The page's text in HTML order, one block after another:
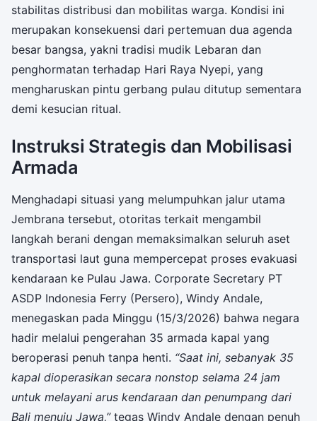
stabilitas distribusi dan mobilitas warga. Kondisi ini
merupakan konsekuensi dari pertemuan dua agenda
besar bangsa, yakni tradisi mudik Lebaran dan
penghormatan terhadap Hari Raya Nyepi, yang
mengharuskan pintu gerbang pulau ditutup sementara
demi kesucian ritual.
Instruksi Strategis dan Mobilisasi
Armada
Menghadapi situasi yang melumpuhkan jalur utama
Jembrana tersebut, otoritas terkait mengambil
langkah berani dengan memaksimalkan seluruh aset
transportasi laut guna mempercepat proses evakuasi
kendaraan ke Pulau Jawa. Corporate Secretary PT
ASDP Indonesia Ferry (Persero), Windy Andale,
menegaskan pada Minggu (15/3/2026) bahwa negara
hadir melalui pengerahan 35 armada kapal yang
beroperasi penuh tanpa henti. “Saat ini, sebanyak 35
kapal dioperasikan secara nonstop selama 24 jam
untuk melayani arus kendaraan dan penumpang dari
Bali menuju Jawa,”tegas Windy Andale dengan penuh